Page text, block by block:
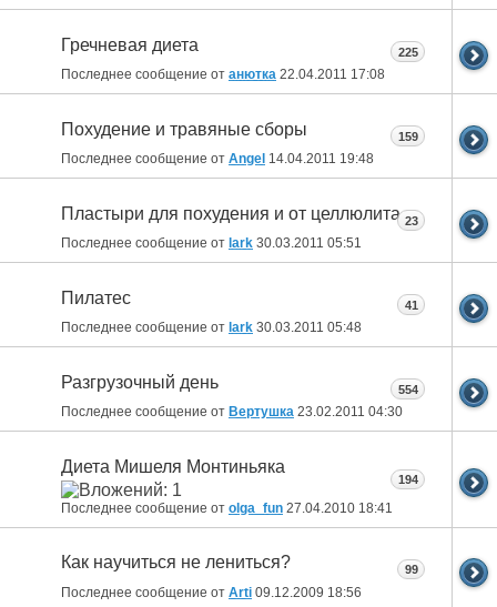
Гречневая диета
Последнее сообщение от анютка 22.04.2011 17:08
225
Похудение и травяные сборы
Последнее сообщение от Angel 14.04.2011 19:48
159
Пластыри для похудения и от целлюлита
Последнее сообщение от lark 30.03.2011 05:51
23
Пилатес
Последнее сообщение от lark 30.03.2011 05:48
41
Разгрузочный день
Последнее сообщение от Вертушка 23.02.2011 04:30
554
Диета Мишеля Монтиньяка
Последнее сообщение от olga_fun 27.04.2010 18:41
194
Как научиться не лениться?
Последнее сообщение от Arti 09.12.2009 18:56
99